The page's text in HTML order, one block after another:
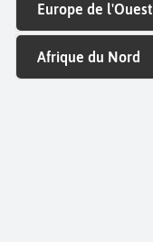
Europe de l'Ouest
Afrique du Nord